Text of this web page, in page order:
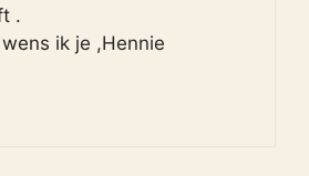
.
ik je ,Hennie